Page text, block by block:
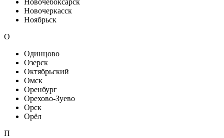
Новочебоксарск
Новочеркасск
Ноябрьск
О
Одинцово
Озерск
Октябрьский
Омск
Оренбург
Орехово-Зуево
Орск
Орёл
П